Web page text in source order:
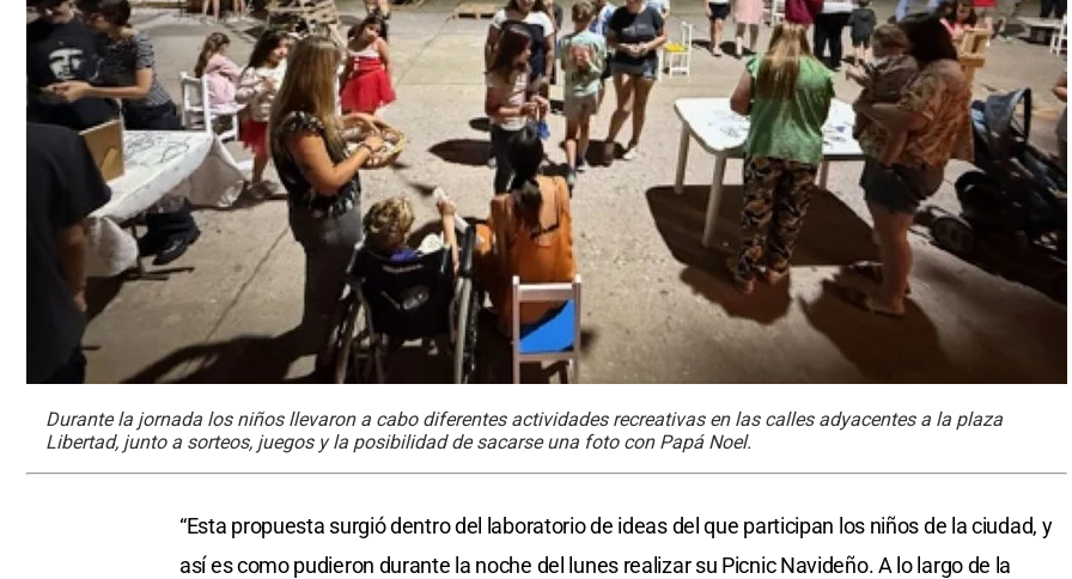
Durante la jornada los niños llevaron a cabo diferentes actividades recreativas en las calles adyacentes a la plaza
Libertad, junto a sorteos, juegos y la posibilidad de sacarse una foto con Papá Noel.
“Esta propuesta surgió dentro del laboratorio de ideas del que participan los niños de la ciudad, y
así es como pudieron durante la noche del lunes realizar su Picnic Navideño. A lo largo de la